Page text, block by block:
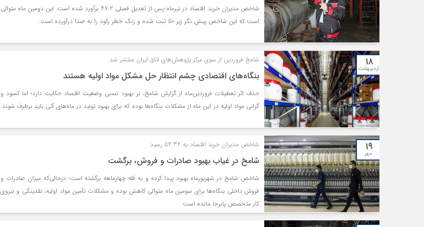
شاخص مدیران خرید اقتصاد در تیرماه پس از تعدیل فصلی 47.2 برآورد شده است. این دومین ماه متوالی
است که این شاخص پیش نگر زیر 50 ثبت شده و زنگ خطر رکود را به صدا درآورده است.
۱۸
اردیبهشت
شامخ فروردین از سوی مرکز پژوهش‌های اتاق ایران منتشر شد
بنگاه‌های اقتصادی چشم انتظار حل مشکل مواد اولیه هستند
حذف اثر تعطیلات فروردین‌ماه از گزارش شامخ، بر بهبود نسبی وضعیت اقتصاد حکایت دارد؛ اما کمبود و
گرانی مواد اولیه در این ماه از مشکلات بنگاه‌ها بوده که برای بهبود تولید در ماه‌های آتی باید برطرف شوند.
۱۹
مهر
شاخص مدیران خرید اقتصاد به 54.34 رسید
شامخ در غیاب بهبود صادرات و فروش، برگشت
شاخص شامخ در شهریورماه بهبود پیدا کرده و به قله چهارماهه برگشته است؛ درحالی‌که میزان صادرات و
فروش داخلی بنگاه‌ها برای سومین ماه متوالی کاهش بوده و مشکلات تأمین مواد اولیه، نقدینگی و نیروی
کار متخصص پابرجا مانده است.